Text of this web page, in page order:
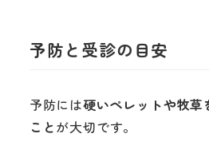
予防と受診の目安
予防には硬いペレットや牧草
こと が大切です。